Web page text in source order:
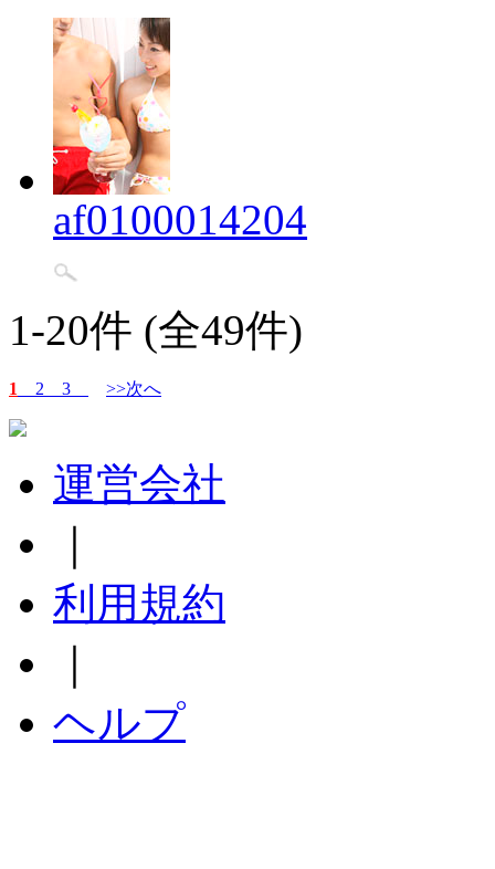
af0100014204
1-20件 (全49件)
1 2 3 >>次へ
運営会社
利用規約
ヘルプ